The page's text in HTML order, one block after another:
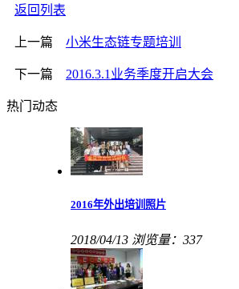
返回列表
上一篇 小米生态链专题培训
下一篇 2016.3.1业务季度开启大会
热门动态
2016年外出培训照片
2018/04/13 浏览量：337